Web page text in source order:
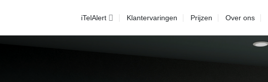
iTelAlert Klantervaringen Prijzen Over ons